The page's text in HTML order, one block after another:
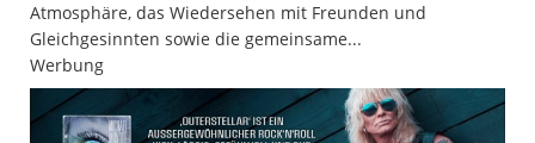
Atmosphäre, das Wiedersehen mit Freunden und
Gleichgesinnten sowie die gemeinsame...
Werbung